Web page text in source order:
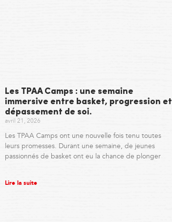
Les TPAA Camps : une semaine
immersive entre basket, progression et
dépassement de soi.
avril 21, 2026
Les TPAA Camps ont une nouvelle fois tenu toutes
leurs promesses. Durant une semaine, de jeunes
passionnés de basket ont eu la chance de plonger
Lire la suite